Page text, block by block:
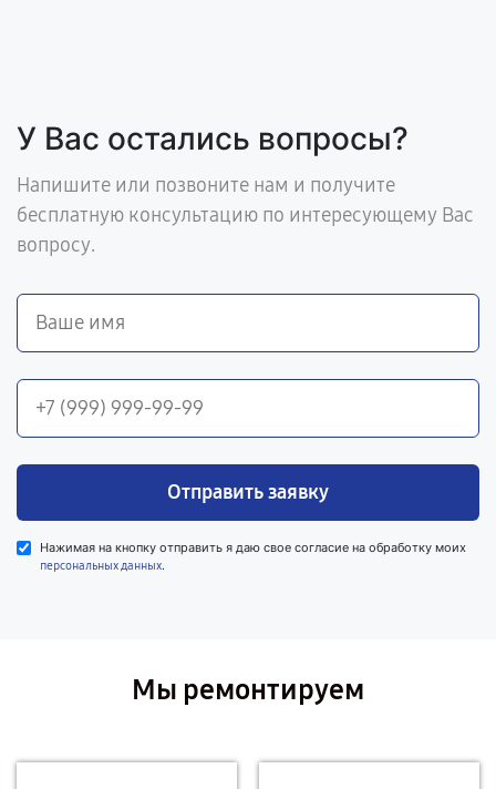
У Вас остались вопросы?
Напишите или позвоните нам и получите
бесплатную консультацию по интересующему Вас
вопросу.
Отправить заявку
Нажимая на кнопку отправить я даю свое согласие на обработку моих
персональных данных.
Мы ремонтируем